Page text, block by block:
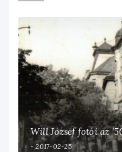
Will József fotói az
2017-02-25